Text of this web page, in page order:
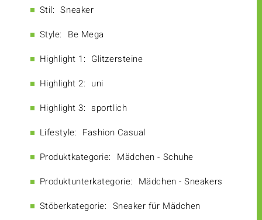
Stil: Sneaker
Style: Be Mega
Highlight 1: Glitzersteine
Highlight 2: uni
Highlight 3: sportlich
Lifestyle: Fashion Casual
Produktkategorie: Mädchen - Schuhe
Produktunterkategorie: Mädchen - Sneakers
Stöberkategorie: Sneaker für Mädchen